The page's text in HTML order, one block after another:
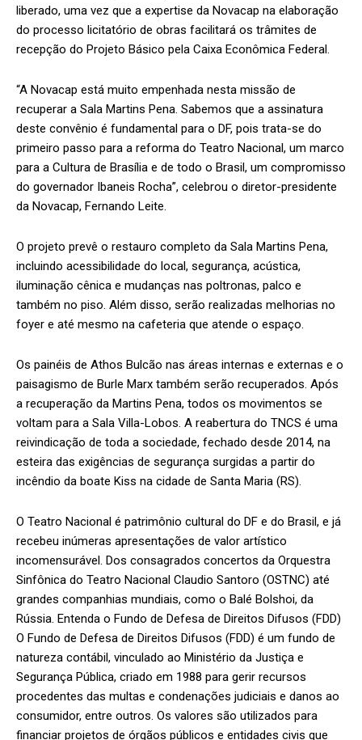
liberado, uma vez que a expertise da Novacap na elaboração
do processo licitatório de obras facilitará os trâmites de
recepção do Projeto Básico pela Caixa Econômica Federal.
“A Novacap está muito empenhada nesta missão de
recuperar a Sala Martins Pena. Sabemos que a assinatura
deste convênio é fundamental para o DF, pois trata-se do
primeiro passo para a reforma do Teatro Nacional, um marco
para a Cultura de Brasília e de todo o Brasil, um compromisso
do governador Ibaneis Rocha”, celebrou o diretor-presidente
da Novacap, Fernando Leite.
O projeto prevê o restauro completo da Sala Martins Pena,
incluindo acessibilidade do local, segurança, acústica,
iluminação cênica e mudanças nas poltronas, palco e
também no piso. Além disso, serão realizadas melhorias no
foyer e até mesmo na cafeteria que atende o espaço.
Os painéis de Athos Bulcão nas áreas internas e externas e o
paisagismo de Burle Marx também serão recuperados. Após
a recuperação da Martins Pena, todos os movimentos se
voltam para a Sala Villa-Lobos. A reabertura do TNCS é uma
reivindicação de toda a sociedade, fechado desde 2014, na
esteira das exigências de segurança surgidas a partir do
incêndio da boate Kiss na cidade de Santa Maria (RS).
O Teatro Nacional é patrimônio cultural do DF e do Brasil, e já
recebeu inúmeras apresentações de valor artístico
incomensurável. Dos consagrados concertos da Orquestra
Sinfônica do Teatro Nacional Claudio Santoro (OSTNC) até
grandes companhias mundiais, como o Balé Bolshoi, da
Rússia. Entenda o Fundo de Defesa de Direitos Difusos (FDD)
O Fundo de Defesa de Direitos Difusos (FDD) é um fundo de
natureza contábil, vinculado ao Ministério da Justiça e
Segurança Pública, criado em 1988 para gerir recursos
procedentes das multas e condenações judiciais e danos ao
consumidor, entre outros. Os valores são utilizados para
financiar projetos de órgãos públicos e entidades civis que